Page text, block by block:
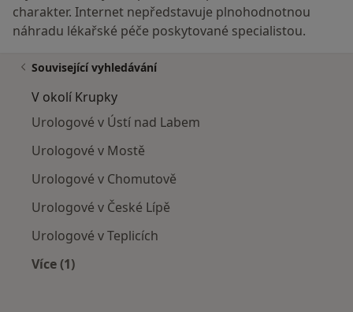
charakter. Internet nepředstavuje plnohodnotnou
náhradu lékařské péče poskytované specialistou.
Související vyhledávání
V okolí Krupky
Urologové v Ústí nad Labem
Urologové v Mostě
Urologové v Chomutově
Urologové v České Lípě
Urologové v Teplicích
Více (1)